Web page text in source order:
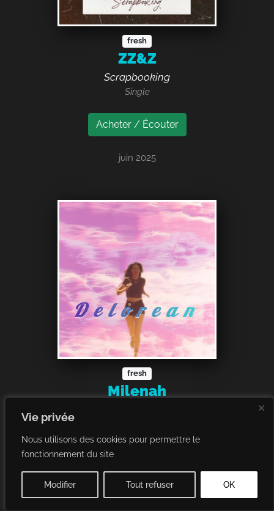
Vie privée
Nous utilisons des cookies pour permettre le
fonctionnement du site
Modifier Tout refuser OK
fresh
ZZ&Z
Scrapbooking
Single
Acheter / Écouter
juin 2025
fresh
Milenah
Acheter / Écouter
juin 2025